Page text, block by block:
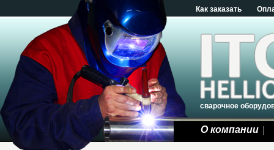
Как заказать
сварочное
О компании